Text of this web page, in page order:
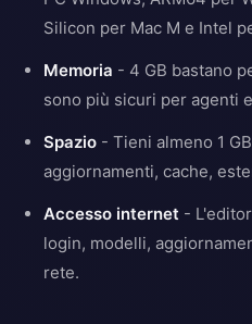
Silicon per Mac M e Intel
Memoria - 4 GB bastano
sono più sicuri per agenti
Spazio - Tieni almeno 1
aggiornamenti, cache,
Accesso internet -
login, modelli,
rete.